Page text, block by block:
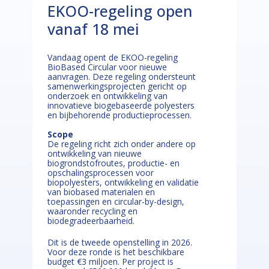
EKOO-regeling open
vanaf 18 mei
Vandaag opent de EKOO-regeling
BioBased Circular voor nieuwe
aanvragen. Deze regeling ondersteunt
samenwerkingsprojecten gericht op
onderzoek en ontwikkeling van
innovatieve biogebaseerde polyesters
en bijbehorende productieprocessen.
Scope
De regeling richt zich onder andere op
ontwikkeling van nieuwe
biogrondstofroutes, productie- en
opschalingsprocessen voor
biopolyesters, ontwikkeling en validatie
van biobased materialen en
toepassingen en circular-by-design,
waaronder recycling en
biodegradeerbaarheid.
Dit is de tweede openstelling in 2026.
Voor deze ronde is het beschikbare
budget €3 miljoen. Per project is